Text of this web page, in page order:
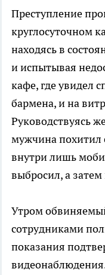
Преступление
круглосуточном
находясь в
и испытывая
кафе, где увидел
бармена, и на
Руководствуясь
мужчина похитил
внутри лишь
выбросил, а
Утром
сотрудниками
показания